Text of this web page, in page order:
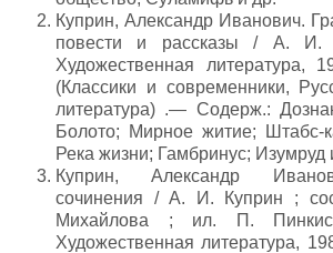
Куприн, Александр Иванович.
повести и рассказы / А.
Художественная
(Классики и современники,
литература) .— Содерж.:
Болото; Мирное житие; Штабс-
Река жизни; Гамбринус; Изумруд
Куприн, Александр
сочинения / А. И. Куприн ;
Михайлова ; ил. П.
Художественная литература,